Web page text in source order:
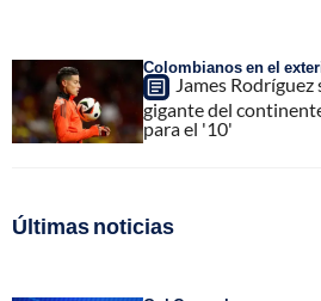
Colombianos en el
James
gigante del
para el '10'
Últimas noticias